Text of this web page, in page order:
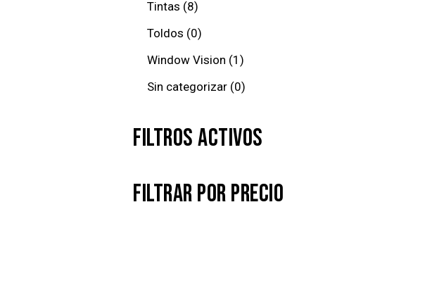
Tintas 8
Toldos 0
Window Vision 1
Sin categorizar 0
FILTROS ACTIVOS
FILTRAR POR PRECIO